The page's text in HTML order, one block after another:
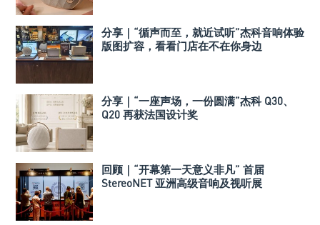
分享｜“循声而至，就近试听”杰科音响体验
版图扩容，看看门店在不在你身边
分享｜“一座声场，一份圆满”杰科 Q30、
Q20 再获法国设计奖
回顾｜“开幕第一天意义非凡” 首届
StereoNET 亚洲高级音响及视听展